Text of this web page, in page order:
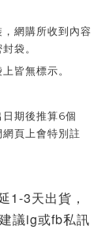
網購所收到內容
袋。
皆無標示。
期後推算6個
頁上會特別註
1-3天出貨，
議ig或fb私訊